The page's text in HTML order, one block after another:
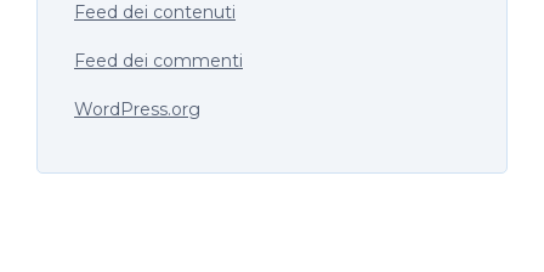
Feed dei contenuti
Feed dei commenti
WordPress.org